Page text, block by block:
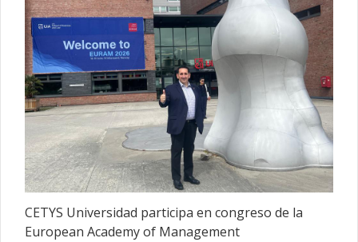
CETYS Universidad participa en congreso de la
European Academy of Management